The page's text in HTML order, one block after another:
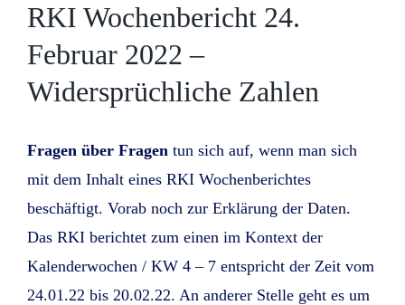
RKI Wochenbericht 24.
Februar 2022 –
Widersprüchliche Zahlen
Fragen über Fragentun sich auf, wenn man sich
mit dem Inhalt eines RKI Wochenberichtes
beschäftigt. Vorab noch zur Erklärung der Daten.
Das RKI berichtet zum einen im Kontext der
Kalenderwochen / KW 4 – 7 entspricht der Zeit vom
24.01.22 bis 20.02.22. An anderer Stelle geht es um